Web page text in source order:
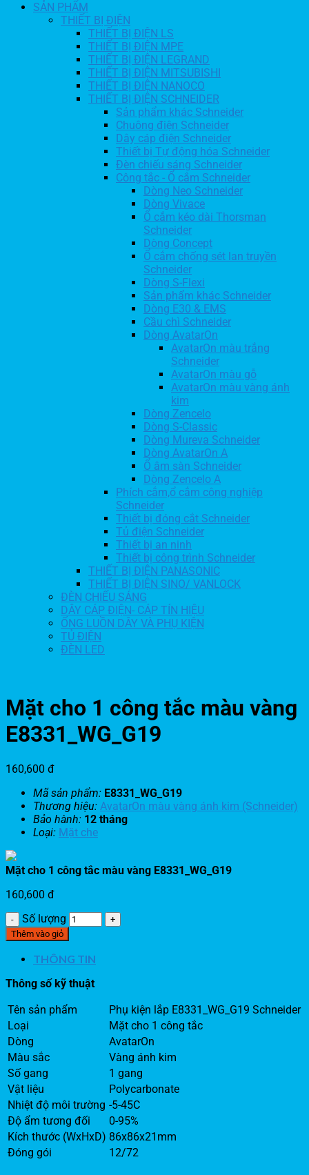
SẢN PHẨM
THIẾT BỊ ĐIỆN
THIẾT BỊ ĐIỆN LS
THIẾT BỊ ĐIỆN MPE
THIẾT BỊ ĐIỆN LEGRAND
THIẾT BỊ ĐIỆN MITSUBISHI
THIẾT BỊ ĐIỆN NANOCO
THIẾT BỊ ĐIỆN SCHNEIDER
Sản phẩm khác Schneider
Chuông điện Schneider
Dây cáp điện Schneider
Thiết bị Tự động hóa Schneider
Đèn chiếu sáng Schneider
Công tắc - Ổ cắm Schneider
Dòng Neo Schneider
Dòng Vivace
Ổ cắm kéo dài Thorsman
Schneider
Dòng Concept
Ổ cắm chống sét lan truyền
Schneider
Dòng S-Flexi
Sản phẩm khác Schneider
Dòng E30 & EMS
Cầu chì Schneider
Dòng AvatarOn
AvatarOn màu trắng
Schneider
AvatarOn màu gỗ
AvatarOn màu vàng ánh
kim
Dòng Zencelo
Dòng S-Classic
Dòng Mureva Schneider
Dòng AvatarOn A
Ổ âm sàn Schneider
Dòng Zencelo A
Phích cắm,ổ cắm công nghiệp
Schneider
Thiết bị đóng cắt Schneider
Tủ điện Schneider
Thiết bị an ninh
Thiết bị công trình Schneider
THIẾT BỊ ĐIỆN PANASONIC
THIẾT BỊ ĐIỆN SINO/ VANLOCK
ĐÈN CHIẾU SÁNG
DÂY CÁP ĐIỆN- CÁP TÍN HIỆU
ỐNG LUỒN DÂY VÀ PHỤ KIỆN
TỦ ĐIỆN
ĐÈN LED
Mặt cho 1 công tắc màu vàng
E8331_WG_G19
160,600 đ
Mã sản phẩm: E8331_WG_G19
Thương hiệu: AvatarOn màu vàng ánh kim (Schneider)
Bảo hành: 12 tháng
Loại: Mặt che
Mặt cho 1 công tắc màu vàng E8331_WG_G19
160,600 đ
Số lượng
Thêm vào giỏ
THÔNG TIN
Thông số kỹ thuật
Tên sản phẩm
Phụ kiện lắp E8331_WG_G19 Schneider
Loại
Mặt cho 1 công tắc
Dòng
AvatarOn
Màu sắc
Vàng ánh kim
Số gang
1 gang
Vật liệu
Polycarbonate
Nhiệt độ môi trường -5-45C
Độ ẩm tương đối
0-95%
Kích thước (WxHxD) 86x86x21mm
Đóng gói
12/72